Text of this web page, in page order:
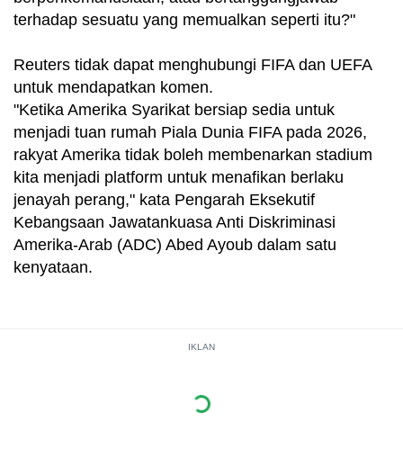
terhadap sesuatu yang memualkan seperti itu?"
Reuters tidak dapat menghubungi FIFA dan UEFA
untuk mendapatkan komen.
"Ketika Amerika Syarikat bersiap sedia untuk
menjadi tuan rumah Piala Dunia FIFA pada 2026,
rakyat Amerika tidak boleh membenarkan stadium
kita menjadi platform untuk menafikan berlaku
jenayah perang," kata Pengarah Eksekutif
Kebangsaan Jawatankuasa Anti Diskriminasi
Amerika-Arab (ADC) Abed Ayoub dalam satu
kenyataan.
IKLAN